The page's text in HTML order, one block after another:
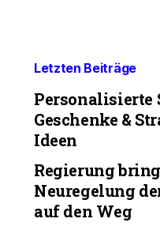
Letzten Beiträge
Personalisierte
Geschenke &
Ideen
Regierung
Neuregelung
auf den Weg